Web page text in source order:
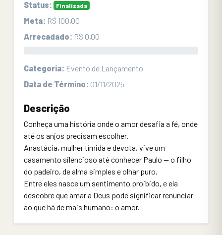
Status: Finalizada
Meta: R$ 100,00
Arrecadado: R$ 0,00
Categoria: Evento de Lançamento
Data de Término: 01/11/2025
Descrição
Conheça uma história onde o amor desafia a fé, onde
até os anjos precisam escolher.
Anastácia, mulher tímida e devota, vive um
casamento silencioso até conhecer Paulo — o filho
do padeiro, de alma simples e olhar puro.
Entre eles nasce um sentimento proibido, e ela
descobre que amar a Deus pode significar renunciar
ao que há de mais humano: o amor.